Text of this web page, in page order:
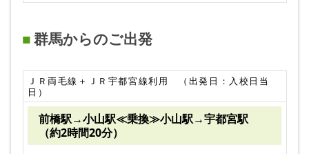
群馬からのご出発
ＪＲ両毛線＋ＪＲ宇都宮線利用 （出発日：入校日当
日）
前橋駅→小山駅≪乗換≫小山駅→宇都宮駅
（約2時間20分）